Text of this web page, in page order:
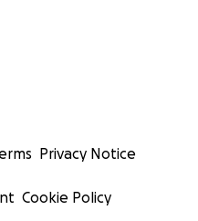
Privacy Notice
Cookie Policy